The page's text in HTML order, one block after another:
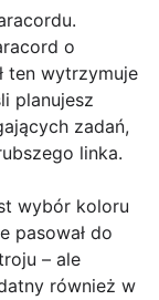
o
ten wytrzymuje
planujesz
zadań,
linka.
wybór koloru
pasował do
– ale
również w